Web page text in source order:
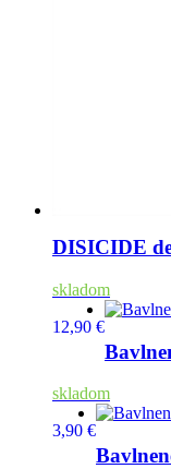
DISICIDE
skladom
12,90 €
skladom
3,90 €